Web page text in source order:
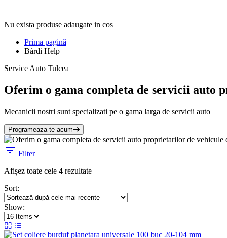
Nu exista produse adaugate in cos
Prima pagină
Bárdi Help
Service Auto Tulcea
Oferim o gama completa de servicii auto
Mecanicii nostri sunt specializati pe o gama larga de servicii auto
Programeaza-te acum
Filter
Afișez toate cele 4 rezultateSortat
mai
Sort:
Show: